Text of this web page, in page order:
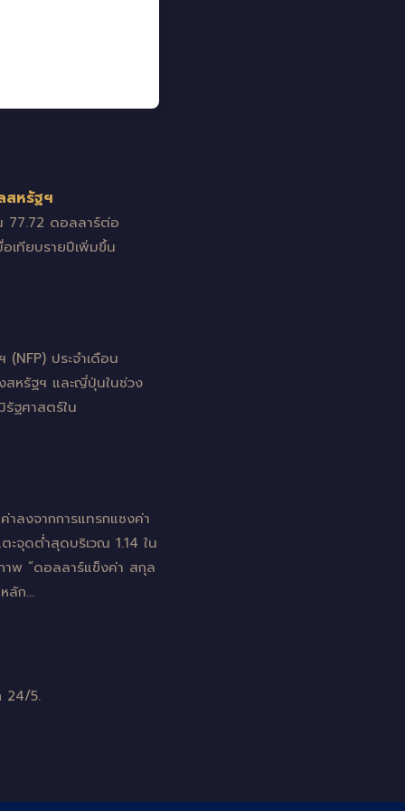
สหรัฐฯ
77.72 ดอลลาร์ต่อ
เทียบรายปีเพิ่มขึ้น
ประจำเดือน
สหรัฐฯ และญี่ปุ่นในช่วง
ฐศาสตร์ใน
ลงจากการแทรกแซงค่า
ะจุดต่ำสุดบริเวณ 1.14 ใน
าพ “ดอลลาร์แข็งค่า สกุล
ลัก…
24/5.